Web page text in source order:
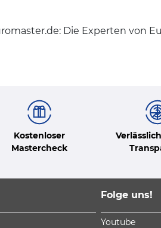
Die Experten von
Kostenloser
Mastercheck
Folge uns!
Youtube